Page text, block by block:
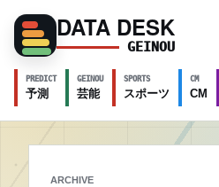
DATA DESK
GEINOU
PREDICT
予測
GEINOU
芸能
SPORTS
スポーツ
CM
CM
ARCHIVE